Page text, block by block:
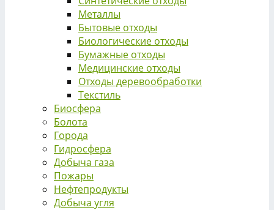
Металлы
Бытовые отходы
Биологические отходы
Бумажные отходы
Медицинские отходы
Отходы деревообработки
Текстиль
Биосфера
Болота
Города
Гидросфера
Добыча газа
Пожары
Нефтепродукты
Добыча угля